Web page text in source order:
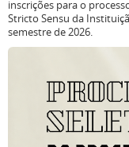
inscrições para o
Stricto Sensu da
semestre de 2026.